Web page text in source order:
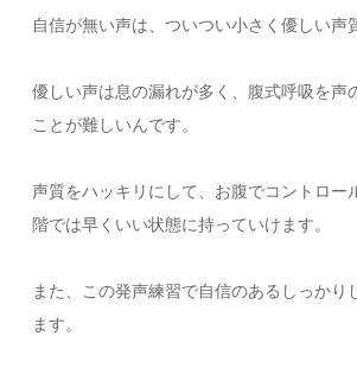
自信が無い声は、ついつい小さく優しい声
優しい声は息の漏れが多く、腹式呼吸を声
ことが難しいんです。
声質をハッキリにして、お腹でコントロー
階では早くいい状態に持っていけます。
また、この発声練習で自信のあるしっかり
ます。